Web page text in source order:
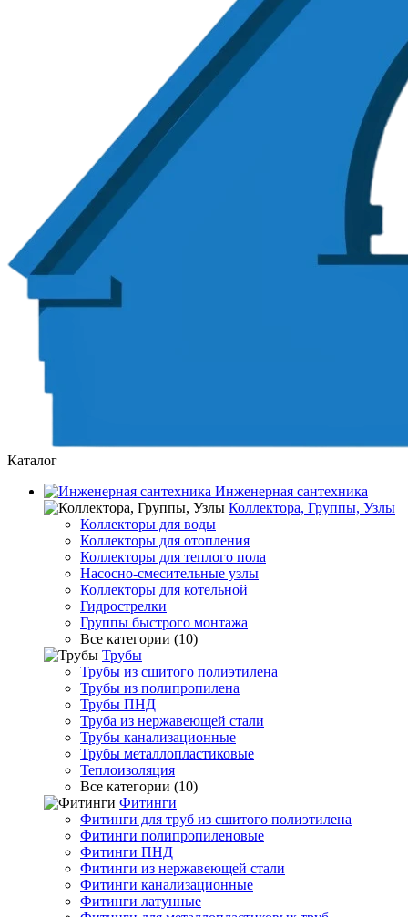
Каталог
Инженерная сантехника
Коллектора, Группы, Узлы
Коллекторы для воды
Коллекторы для отопления
Коллекторы для теплого пола
Насосно-смесительные узлы
Коллекторы для котельной
Гидрострелки
Группы быстрого монтажа
Все категории (10)
Трубы
Трубы из сшитого полиэтилена
Трубы из полипропилена
Трубы ПНД
Труба из нержавеющей стали
Трубы канализационные
Трубы металлопластиковые
Теплоизоляция
Все категории (10)
Фитинги
Фитинги для труб из сшитого полиэтилена
Фитинги полипропиленовые
Фитинги ПНД
Фитинги из нержавеющей стали
Фитинги канализационные
Фитинги латунные